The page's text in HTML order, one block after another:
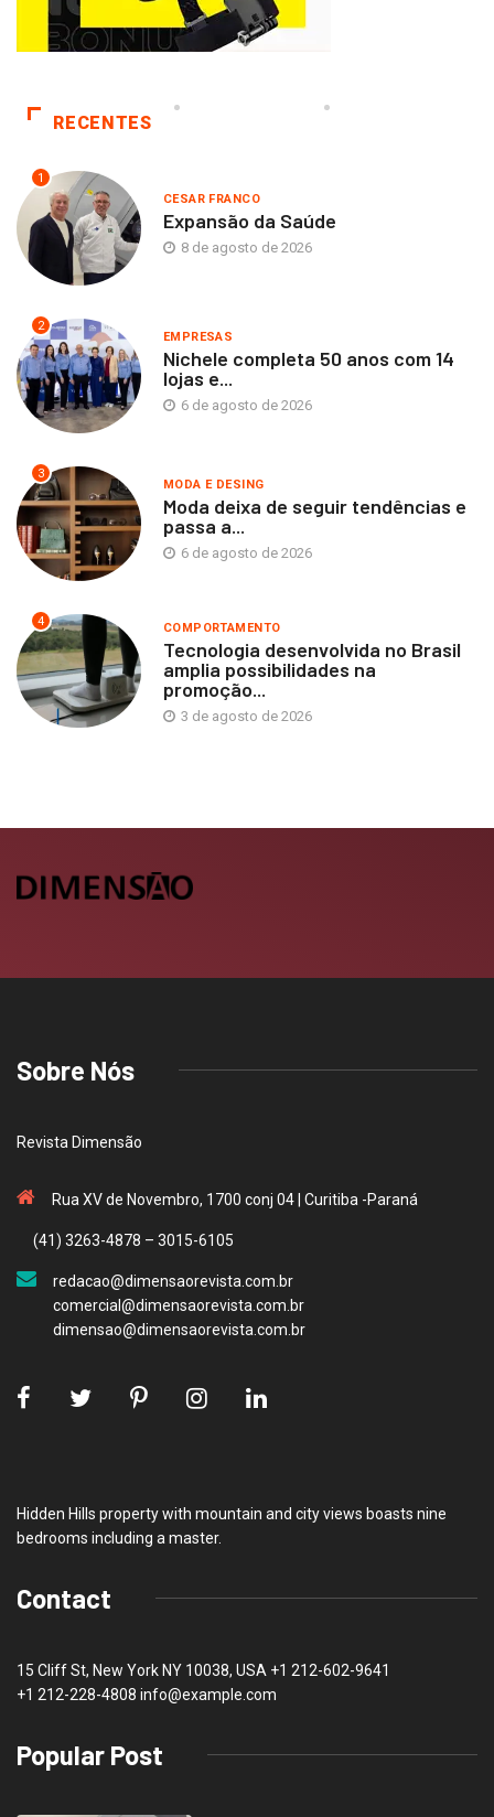
RECENTES
1
CESAR FRANCO
Expansão da Saúde
8 de agosto de 2026
2
EMPRESAS
Nichele completa 50 anos com 14
lojas e...
6 de agosto de 2026
3
MODA E DESING
Moda deixa de seguir tendências e
passa a...
6 de agosto de 2026
4 COMPORTAMENTO
Tecnologia desenvolvida no Brasil
amplia possibilidades na
promoção...
3 de agosto de 2026
Sobre Nós
Revista Dimensão
Rua XV de Novembro, 1700 conj 04 | Curitiba -Paraná
(41) 3263-4878 – 3015-6105
redacao@dimensaorevista.com.br
comercial@dimensaorevista.com.br
dimensao@dimensaorevista.com.br
Hidden Hills property with mountain and city views boasts nine
bedrooms including a master.
Contact
15 Cliff St, New York NY 10038, USA +1 212-602-9641
+1 212-228-4808 info@example.com
Popular Post